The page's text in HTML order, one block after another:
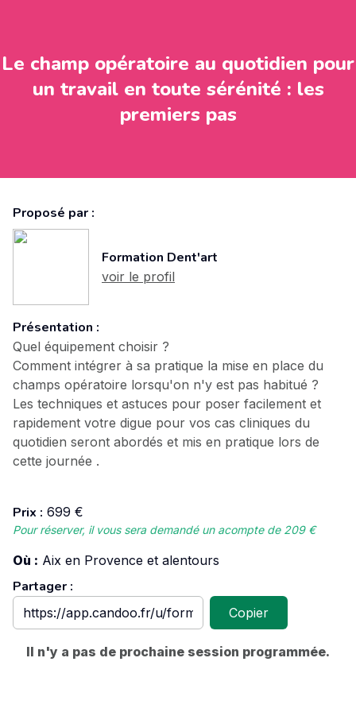
Le champ opératoire au quotidien pour
un travail en toute sérénité : les
premiers pas
Proposé par :
Formation Dent'art
voir le profil
Présentation :
Quel équipement choisir ?
Comment intégrer à sa pratique la mise en place du
champs opératoire lorsqu'on n'y est pas habitué ?
Les techniques et astuces pour poser facilement et
rapidement votre digue pour vos cas cliniques du
quotidien seront abordés et mis en pratique lors de
cette journée .
Prix : 699 €
Pour réserver, il vous sera demandé un acompte de 209 €
Où : Aix en Provence et alentours
Partager :
Copier
Il n'y a pas de prochaine session programmée.